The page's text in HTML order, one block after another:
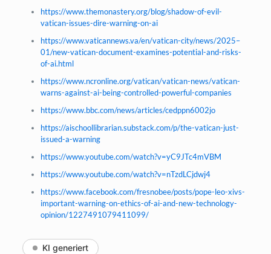
https://www.themonastery.org/blog/shadow-of-evil-
vatican-issues-dire-warning-on-ai
https://www.vaticannews.va/en/vatican-city/news/2025–
01/new-vatican-document-examines-potential-and-risks-
of-ai.html
https://www.ncronline.org/vatican/vatican-news/vatican-
warns-against-ai-being-controlled-powerful-companies
https://www.bbc.com/news/articles/cedppn6002jo
https://aischoollibrarian.substack.com/p/the-vatican-just-
issued-a-warning
https://www.youtube.com/watch?v=yC9JTc4mVBM
https://www.youtube.com/watch?v=nTzdLCjdwj4
https://www.facebook.com/fresnobee/posts/pope-leo-xivs-
important-warning-on-ethics-of-ai-and-new-technology-
opinion/1227491079411099/
KI generiert